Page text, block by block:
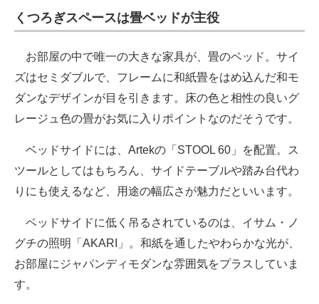
くつろぎスペースは畳ベッドが主役
お部屋の中で唯一の大きな家具が、畳のベッド。サイ
ズはセミダブルで、フレームに和紙畳をはめ込んだ和モ
ダンなデザインが目を引きます。床の色と相性の良いグ
レージュ色の畳がお気に入りポイントなのだそうです。
ベッドサイドには、Artekの「STOOL 60」を配置。ス
ツールとしてはもちろん、サイドテーブルや踏み台代わ
りにも使えるなど、用途の幅広さが魅力だといいます。
ベッドサイドに低く吊るされているのは、イサム・ノ
グチの照明「AKARI」。和紙を通したやわらかな光が、
お部屋にジャパンディモダンな雰囲気をプラスしていま
す。